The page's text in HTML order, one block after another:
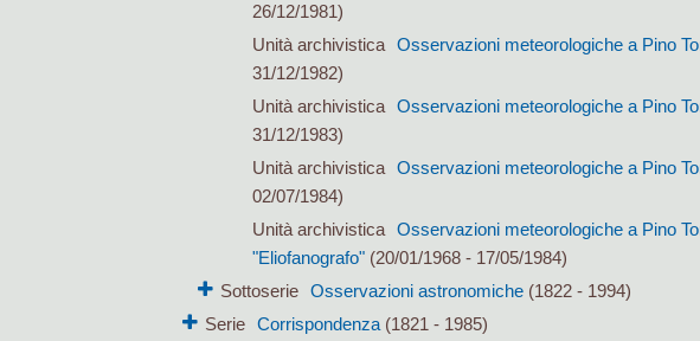
26/12/1981)
Unità archivistica Osservazioni meteorologiche a Pino
31/12/1982)
Unità archivistica Osservazioni meteorologiche a Pino
31/12/1983)
Unità archivistica Osservazioni meteorologiche a Pino
02/07/1984)
Unità archivistica Osservazioni meteorologiche a Pino
"Eliofanografo"(20/01/1968 - 17/05/1984)
Sottoserie
Osservazioni astronomiche (1822 - 1994)
Serie Corrispondenza(1821 - 1985)